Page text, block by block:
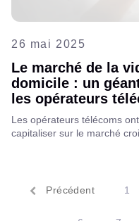
26 mai 2025
Le marché de la
domicile : un
les opérateurs
Les opérateurs télécoms
capitaliser sur le marché
FAI peuvent exploiter ce
Précédent 1